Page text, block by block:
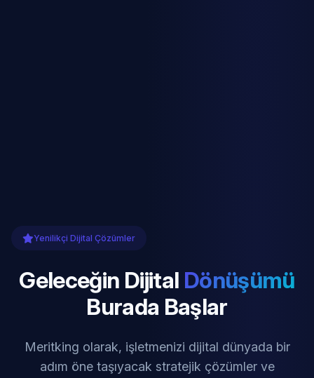
Yenilikçi Dijital Çözümler
Geleceğin Dijital Dönüşümü
Burada Başlar
Meritking olarak, işletmenizi dijital dünyada bir
adım öne taşıyacak stratejik çözümler ve